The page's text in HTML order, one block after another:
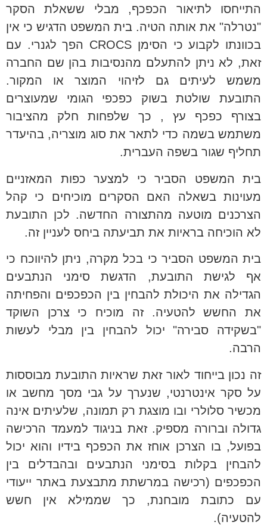
התייחסו לתיאור הכפכף, מבלי ששאלת הסקר
"נטרלה" את אותה הטיה. בית המשפט הדגיש כי אין
בכוונתו לקבוע כי הסימן CROCS הפך לגנרי. עם
זאת, לא ניתן להתעלם מהנסיבות בהן שם החברה
משמש לעיתים גם לזיהוי המוצר או המקור.
התובעת שולטת בשוק כפכפי הגומי שמעוצרים
בצורף כפכף עץ , כך שלפחות חלק מהציבור
משתמש בשמה כדי לתאר את סוג מוצריה, בהיעדר
תחליף שגור בשפה העברית.
בית המשפט הסביר כי למצער כפות המאזניים
מעוינות בשאלה האם הסקרים מוכיחים כי קהל
הצרכנים מוטעה מהתצורה החדשה. לכן התובעת
לא הוכיחה בראיות את תביעתה ביחס לעניין זה.
בית המשפט הסביר כי בכל מקרה, ניתן להיווכח כי
אף לגישת התובעת, הדגשת סימני הנתבעים
הגדילה את היכולת להבחין בין הכפכפים והפחיתה
את החשש להטעיה. זה מוכיח כי צרכן השוקד
"בשקידה סבירה" יכול להבחין בין מבלי לעשות
הרבה.
זה נכון בייחוד לאור זאת שראיות התובעת מבוססות
על סקר אינטרנטי, שנערך על גבי מסך מחשב או
מכשיר סלולרי ובו מוצגת רק תמונה, שלעיתים אינה
גדולה וברורה מספיק. זאת בניגוד למעמד הרכישה
בפועל, בו הצרכן אוחז את הכפכף בידיו והוא יכול
להבחין בקלות בסימני הנתבעים ובהבדלים בין
הכפכפים (רכישה במרשתת מתבצעת באתר ייעודי
עם כתובת מובחנת, כך שממילא אין חשש
להטעיה).